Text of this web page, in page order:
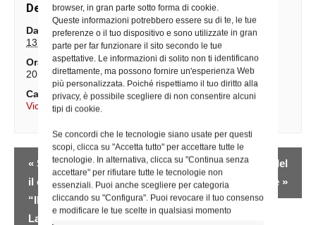
browser, in gran parte sotto forma di cookie.
Queste informazioni potrebbero essere su di te, le tue
preferenze o il tuo dispositivo e sono utilizzate in gran
parte per far funzionare il sito secondo le tue
aspettative. Le informazioni di solito non ti identificano
direttamente, ma possono fornire un'esperienza Web
più personalizzata. Poiché rispettiamo il tuo diritto alla
privacy, è possibile scegliere di non consentire alcuni
tipi di cookie.
Se concordi che le tecnologie siano usate per questi
scopi, clicca su "Accetta tutto" per accettare tutte le
tecnologie. In alternativa, clicca su "Continua senza
accettare" per rifiutare tutte le tecnologie non
essenziali. Puoi anche scegliere per categoria
cliccando su "Configura". Puoi revocare il tuo consenso
e modificare le tue scelte in qualsiasi momento
Dettagli
Data:
13 Giugno
Ora:
20:30
Categoria Evento:
Vicario Generale
Evento
Navigazione
« Santa Messa presso
il consultorio familiare
“Il Centro La Famiglia –
La Pigna” in occasione
Giornata Mondiale del
donatore di sangue »